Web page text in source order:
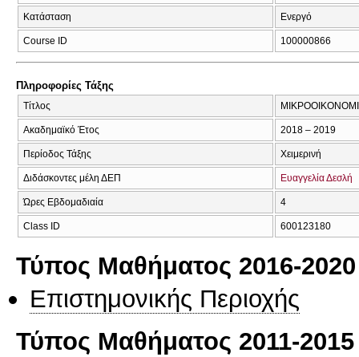
Κατάσταση Ενεργό
Course ID 100000866
Πληροφορίες Τάξης
Τίτλος
Ακαδημαϊκό Έτος 2018 – 2019
Περίοδος Τάξης Χειμερινή
Διδάσκοντες μέλη ΔΕΠ Ευαγγελία Δεσλή
Ώρες Εβδομαδιαία 4
Class ID 600123180
Τύπος Μαθήματος 2016-2020
Επιστημονικής Περιοχής
Τύπος Μαθήματος 2011-2015